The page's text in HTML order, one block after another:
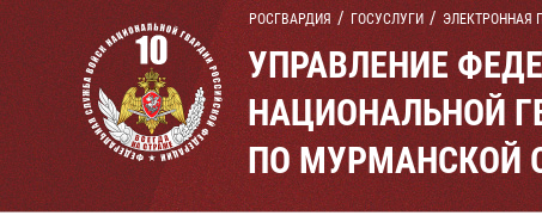
РОСГВАРДИЯ ГОСУСЛУГИ ЭЛЕКТРОННАЯ
УПРАВЛЕНИЕ
НАЦИОНАЛЬНОЙ
ПО МУРМАНСКОЙ